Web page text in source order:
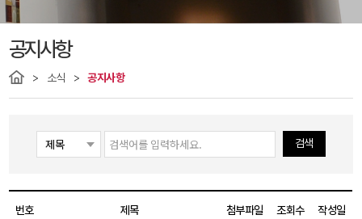
공지사항
소식 공지사항
검색
번호 제목 첨부파일 조회수 작성일